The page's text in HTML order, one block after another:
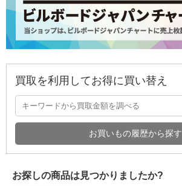
買取を利用してお得に買い替え
お買いもの履歴から探す
お探しの商品は見つかりましたか?